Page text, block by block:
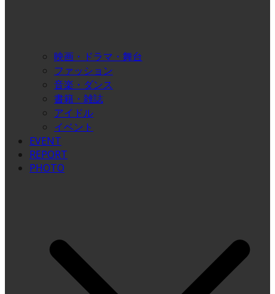
映画・ドラマ・舞台
ファッション
音楽・ダンス
書籍・雑誌
アイドル
イベント
EVENT
REPORT
PHOTO